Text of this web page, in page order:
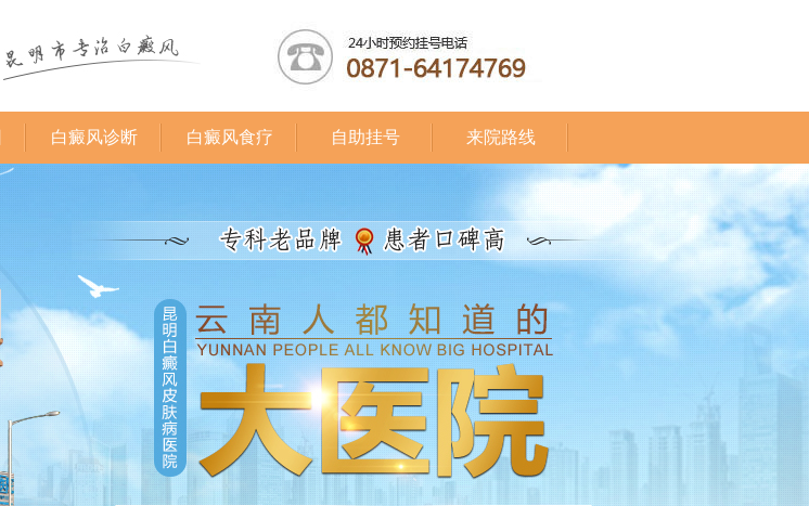
白癜风诊断 白癜风食疗 自助挂号 来院路线